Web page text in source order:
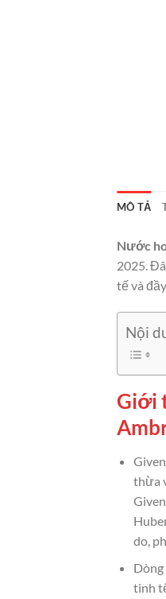
MÔ TẢ
Nước
2025.
tế và
Nội
Giới
thừa
do,
tinh